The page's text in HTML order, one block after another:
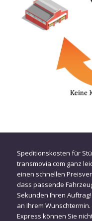
Speditionskosten für
transmovia.com ganz
einen schnellen
dass passende
Sekunden Ihren
an Ihrem
Express können Sie